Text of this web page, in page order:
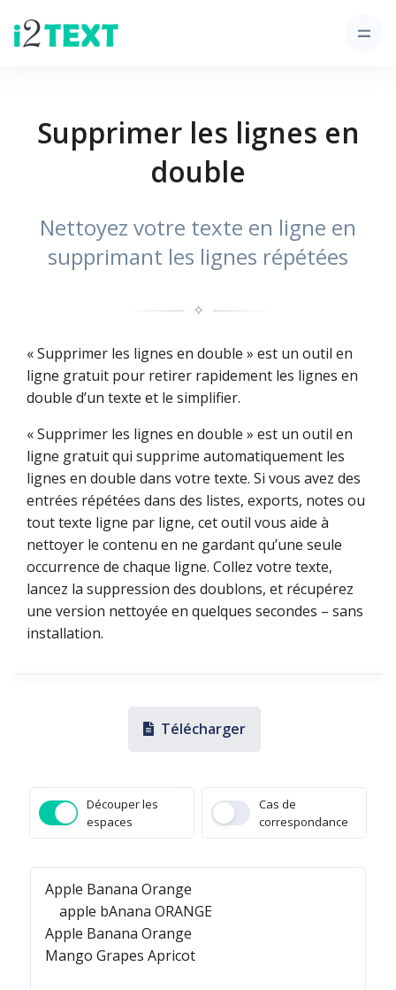
Supprimer les lignes en
double
Nettoyez votre texte en ligne en
supprimant les lignes répétées
✧
« Supprimer les lignes en double » est un outil en
ligne gratuit pour retirer rapidement les lignes en
double d’un texte et le simplifier.
« Supprimer les lignes en double » est un outil en
ligne gratuit qui supprime automatiquement les
lignes en double dans votre texte. Si vous avez des
entrées répétées dans des listes, exports, notes ou
tout texte ligne par ligne, cet outil vous aide à
nettoyer le contenu en ne gardant qu’une seule
occurrence de chaque ligne. Collez votre texte,
lancez la suppression des doublons, et récupérez
une version nettoyée en quelques secondes – sans
installation.
Télécharger
Découper les
espaces
Cas de
correspondance